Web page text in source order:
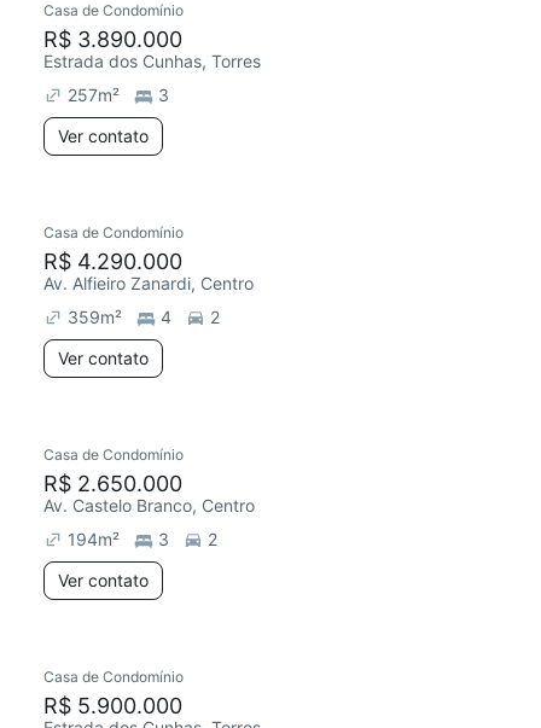
Chegou este mês
Casa de Condomínio
R$ 3.890.000
Estrada dos Cunhas, Torres
257m²
3
Ver contato
Chegou este mês
Casa de Condomínio
R$ 4.290.000
Av. Alfieiro Zanardi, Centro
359m² 4
2
Ver contato
Chegou este mês
Casa de Condomínio
R$ 2.650.000
Av. Castelo Branco, Centro
194m² 3
2
Ver contato
Redecorar
Casa de Condomínio
R$ 5.900.000